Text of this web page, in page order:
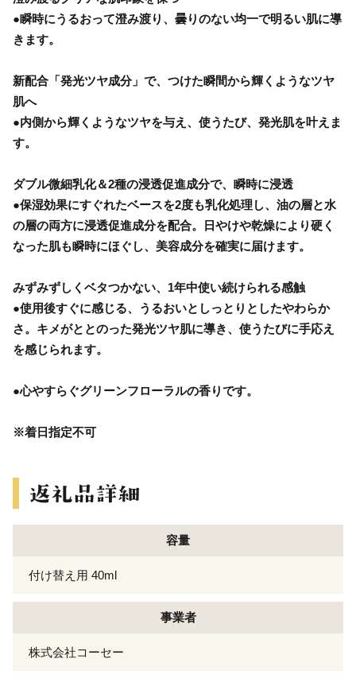
●瞬時にうるおって澄み渡り、曇りのない均一で明るい肌に導
きます。
新配合「発光ツヤ成分」で、つけた瞬間から輝くようなツヤ
肌へ
●内側から輝くようなツヤを与え、使うたび、発光肌を叶えま
す。
ダブル微細乳化＆2種の浸透促進成分で、瞬時に浸透
●保湿効果にすぐれたベースを2度も乳化処理し、油の層と水
の層の両方に浸透促進成分を配合。日やけや乾燥により硬く
なった肌も瞬時にほぐし、美容成分を確実に届けます。
みずみずしくベタつかない、1年中使い続けられる感触
●使用後すぐに感じる、うるおいとしっとりとしたやわらか
さ。キメがととのった発光ツヤ肌に導き、使うたびに手応え
を感じられます。
●心やすらぐグリーンフローラルの香りです。
※着日指定不可
容量
付け替え用 40ml
事業者
株式会社コーセー